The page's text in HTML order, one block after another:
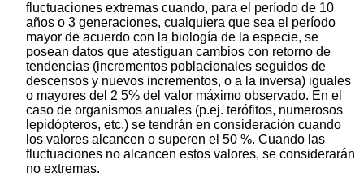
fluctuaciones extremas cuando, para el período de 10
años o 3 generaciones, cualquiera que sea el período
mayor de acuerdo con la biología de la especie, se
posean datos que atestiguan cambios con retorno de
tendencias (incrementos poblacionales seguidos de
descensos y nuevos incrementos, o a la inversa) iguales
o mayores del 2 5% del valor máximo observado. En el
caso de organismos anuales (p.ej. terófitos, numerosos
lepidópteros, etc.) se tendrán en consideración cuando
los valores alcancen o superen el 50 %. Cuando las
fluctuaciones no alcancen estos valores, se considerarán
no extremas.